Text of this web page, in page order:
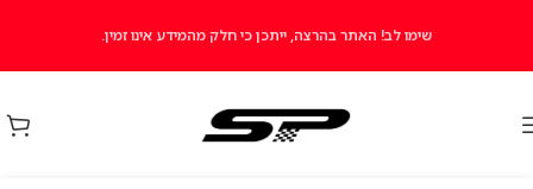
שימו לב! האתר בהרצה, ייתכן כי חלק מהמידע אינו זמין.